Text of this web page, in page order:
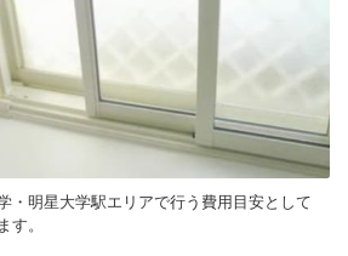
・明星大学駅エリアで行う費用目安として
す。